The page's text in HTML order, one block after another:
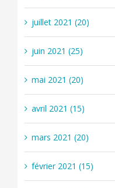
juillet 2021 (20)
juin 2021 (25)
mai 2021 (20)
avril 2021 (15)
mars 2021 (20)
février 2021 (15)